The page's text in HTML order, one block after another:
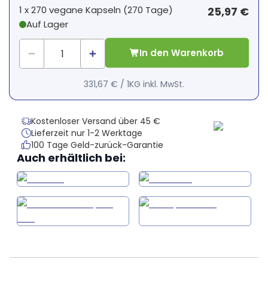
Dein persönlicher Rabatt
1x 0,00 €
1 x270 vegane Kapseln (270 Tage)
Auf Lager
25,97 €
In den Warenkorb
331,67 € / 1KG inkl. MwSt.
Kostenloser Versand über 45 €
Lieferzeit nur 1-2 Werktage
100 Tage Geld-zurück-Garantie
Auch erhältlich bei: